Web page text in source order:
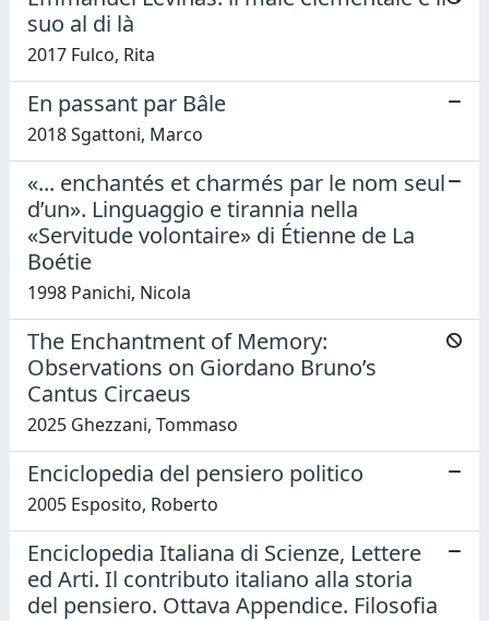
suo al di là
2017 Fulco, Rita
En passant par Bâle
2018 Sgattoni, Marco
«... enchantés et charmés par le nom seul
d’un». Linguaggio e tirannia nella
«Servitude volontaire» di Étienne de La
Boétie
1998 Panichi, Nicola
The Enchantment of Memory:
Observations on Giordano Bruno’s
Cantus Circaeus
2025 Ghezzani, Tommaso
Enciclopedia del pensiero politico
2005 Esposito, Roberto
Enciclopedia Italiana di Scienze, Lettere
ed Arti. Il contributo italiano alla storia
del pensiero. Ottava Appendice. Filosofia